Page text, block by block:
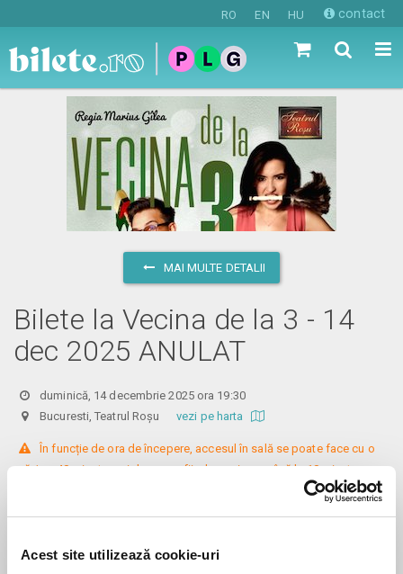
Acest site utilizează cookie-uri
RO EN HU contact
MAI MULTE DETALII
Bilete la Vecina de la 3 - 14
dec 2025 ANULAT
duminică, 14 decembrie 2025 ora 19:30
Bucuresti, Teatrul Roșu vezi pe harta
În funcție de ora de începere, accesul în sală se poate face cu o
oră / cu 40 minute mai devreme, fiind permis cu până la 10 minute
înainte de spectacol. Așezarea se realizează la mese de 2 (nr. limitat), 3
Informații suplimentare, la nr. de telefon 0773 825 249.